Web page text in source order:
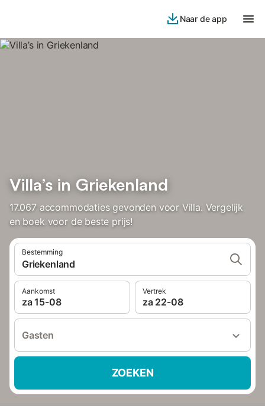
Naar de app
Villa’s in Griekenland
17.067 accommodaties gevonden voor Villa. Vergelijk
en boek voor de beste prijs!
Bestemming
Griekenland
Aankomst
za 15-08
Vertrek
za 22-08
Gasten
ZOEKEN